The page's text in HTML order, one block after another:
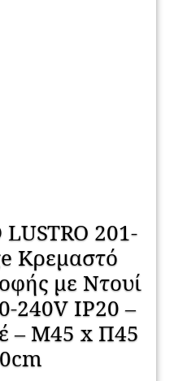
201-
Κρεμαστό
με Ντουί
240V IP20 –
– Μ45 x Π45